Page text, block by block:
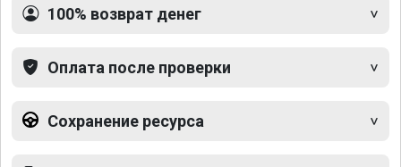
100% возврат денег
Оплата после проверки
Сохранение ресурса